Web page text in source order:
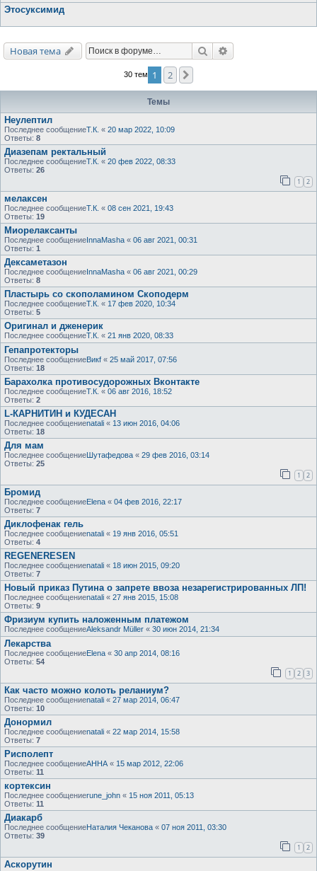
Этосуксимид
Новая тема Поиск
30 тем 1 2
Темы
Неулептил
Последнее сообщениеТ.К. « 20 мар 2022, 10:09
Ответы: 8
Диазепам ректальный
Последнее сообщениеТ.К. « 20 фев 2022, 08:33
Ответы: 26
1 2
мелаксен
Последнее сообщениеТ.К. « 08 сен 2021, 19:43
Ответы: 19
Миорелаксанты
Последнее сообщениеInnaMasha « 06 авг 2021, 00:31
Ответы: 1
Дексаметазон
Последнее сообщениеInnaMasha « 06 авг 2021, 00:29
Ответы: 8
Пластырь со скополамином Скоподерм
Последнее сообщениеТ.К. « 17 фев 2020, 10:34
Ответы: 5
Оригинал и дженерик
Последнее сообщениеТ.К. « 21 янв 2020, 08:33
Гепапротекторы
Последнее сообщениеВикf « 25 май 2017, 07:56
Ответы: 18
Барахолка противосудорожных Вконтакте
Последнее сообщениеТ.К. « 06 авг 2016, 18:52
Ответы: 2
L-КАРНИТИН и КУДЕСАН
Последнее сообщениеnatali « 13 июн 2016, 04:06
Ответы: 18
Для мам
Последнее сообщениеШутафедова « 29 фев 2016, 03:14
Ответы: 25
1 2
Бромид
Последнее сообщениеElena « 04 фев 2016, 22:17
Ответы: 7
Диклофенак гель
Последнее сообщениеnatali « 19 янв 2016, 05:51
Ответы: 4
REGENERESEN
Последнее сообщениеnatali « 18 июн 2015, 09:20
Ответы: 7
Новый приказ Путина о запрете ввоза незарегистрированных ЛП!
Последнее сообщениеnatali « 27 янв 2015, 15:08
Ответы: 9
Фризиум купить наложенным платежом
Последнее сообщениеAleksandr Müller « 30 июн 2014, 21:34
Лекарства
Последнее сообщениеElena « 30 апр 2014, 08:16
Ответы: 54
1 2 3
Как часто можно колоть реланиум?
Последнее сообщениеnatali « 27 мар 2014, 06:47
Ответы: 10
Донормил
Последнее сообщениеnatali « 22 мар 2014, 15:58
Ответы: 7
Рисполепт
Последнее сообщениеAHHA « 15 мар 2012, 22:06
Ответы: 11
кортексин
Последнее сообщениеrune_john « 15 ноя 2011, 05:13
Ответы: 11
Диакарб
Последнее сообщениеНаталия Чеканова « 07 ноя 2011, 03:30
Ответы: 39
1 2
Аскорутин